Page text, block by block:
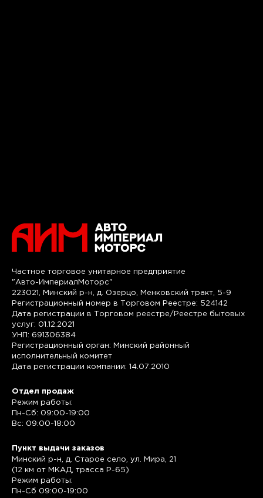
Частное торговое унитарное предприятие
"Авто-ИмпериалМоторс"
223021, Минский р-н, д. Озерцо, Менковский тракт, 5-9
Регистрационный номер в Торговом Реестре: 524142
Дата регистрации в Торговом реестре/Реестре бытовых
услуг: 01.12.2021
УНП: 691306384
Регистрационный орган: Минский районный
исполнительный комитет
Дата регистрации компании: 14.07.2010
Отдел продаж
Режим работы:
Пн-Сб: 09:00-19:00
Вс: 09:00-18:00
Пункт выдачи заказов
Минский р-н, д. Старое село, ул. Мира, 21
(12 км от МКАД, трасса P-65)
Режим работы:
Пн-Сб 09:00-19:00